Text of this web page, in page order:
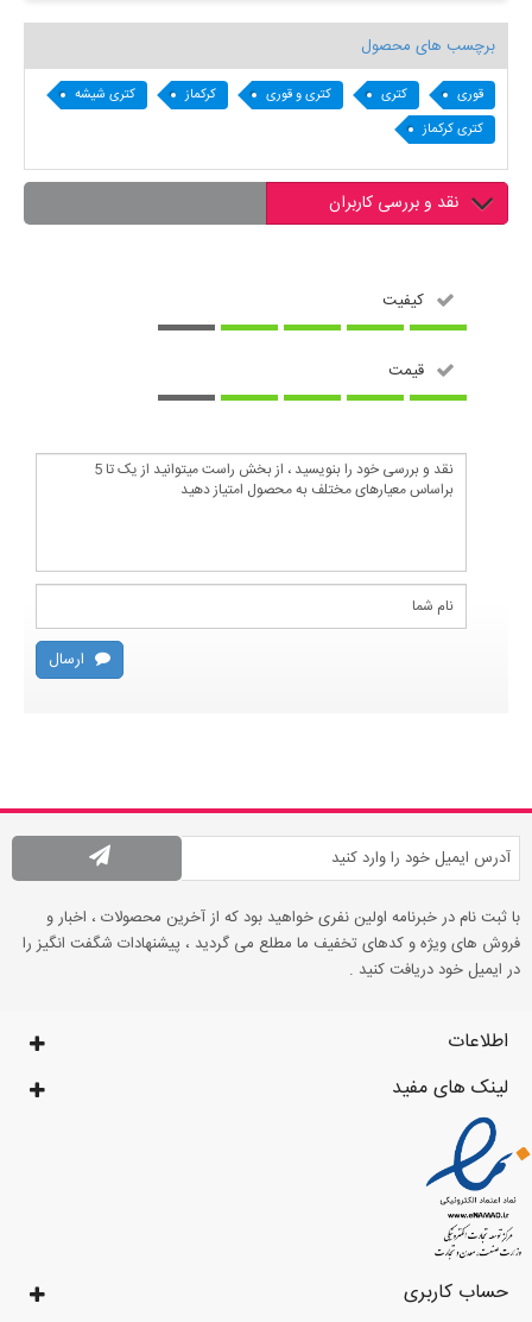
برچسب های محصول
قوری کتری کتری و قوری کرکماز
کتری شیشه
کتری کرکماز
نقد و بررسی کاربران
کیفیت
قیمت
ارسال
با ثبت نام در خبرنامه اولین نفری خواهید بود که از آخرین محصولات ، اخبار و
فروش های ویژه و کدهای تخفیف ما مطلع می گردید ، پیشنهادات شگفت انگیز را
در ایمیل خود دریافت کنید .
اطلاعات
لینک های مفید
حساب کاربری